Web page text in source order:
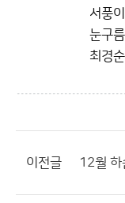
서풍
눈구
최경순
이전글